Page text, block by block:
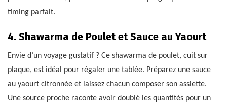
timing parfait.
4. Shawarma de Poulet et Sauce au Yaourt
Envie d’un voyage gustatif ? Ce shawarma de poulet, cuit sur
plaque, est idéal pour régaler une tablée. Préparez une sauce
au yaourt citronnée et laissez chacun composer son assiette.
Une source proche raconte avoir doublé les quantités pour un